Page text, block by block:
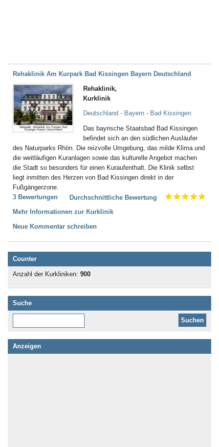
Rehaklinik Am Kurpark Bad Kissingen Bayern Deutschland
Bildquelle: Rehaklinik Am Kurpark Bad
Kissingen Bayern Deutschland
Rehaklinik,
Kurklinik
Deutschland - Bayern - Bad Kissingen
Das bayrische Staatsbad Bad Kissingen
befindet sich an den südlichen Ausläufer
des Naturparks Rhön. Die reizvolle Umgebung, das milde Klima und
die weitläufigen Kuranlagen sowie das kulturelle Angebot machen
die Stadt so besonders für einen Kuraufenthalt. Die Klinik selbst
liegt inmitten des Herzen von Bad Kissingen direkt in der
Fußgängerzone.
3 Bewertungen
Durchschnittliche Bewertung
Mehr Informationen zur Kurklinik
Neue Kommentar schreiben
Counter
Anzahl der Kurkliniken: 900
Suche
Anzeigen